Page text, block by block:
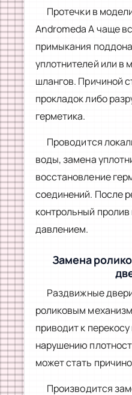
Протечки в
Andromeda A чаще
примыкания
уплотнителей или в
шлангов. Причиной
прокладок либо
герметика.
Проводится
воды, замена
восстановление
соединений. После
контрольный
давлением.
Замена
Раздвижные
роликовым
приводит к
нарушению
может стать
Производится